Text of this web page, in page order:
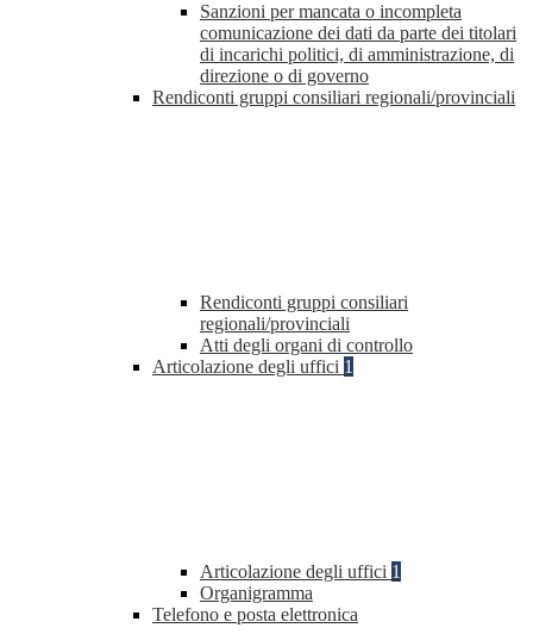
Sanzioni per mancata o incompleta
comunicazione dei dati da parte dei titolari
di incarichi politici, di amministrazione, di
direzione o di governo
Rendiconti gruppi consiliari regionali/provinciali
Rendiconti gruppi consiliari
regionali/provinciali
Atti degli organi di controllo
Articolazione degli uffici 1
Articolazione degli uffici 1
Organigramma
Telefono e posta elettronica